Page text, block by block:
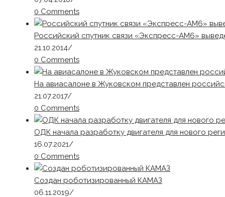
0 Comments
Российский спутник связи «Экспресс-АМ6»
21.10.2014/
0 Comments
На авиасалоне в Жуковском представлен
21.07.2017/
0 Comments
ОДК начала разработку двигателя для нового
16.07.2021/
0 Comments
Создан роботизированный КАМАЗ
06.11.2019/